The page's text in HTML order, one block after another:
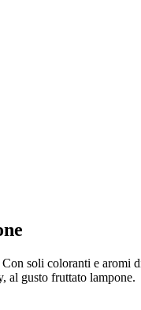
soli coloranti e aromi
al gusto fruttato lampone.